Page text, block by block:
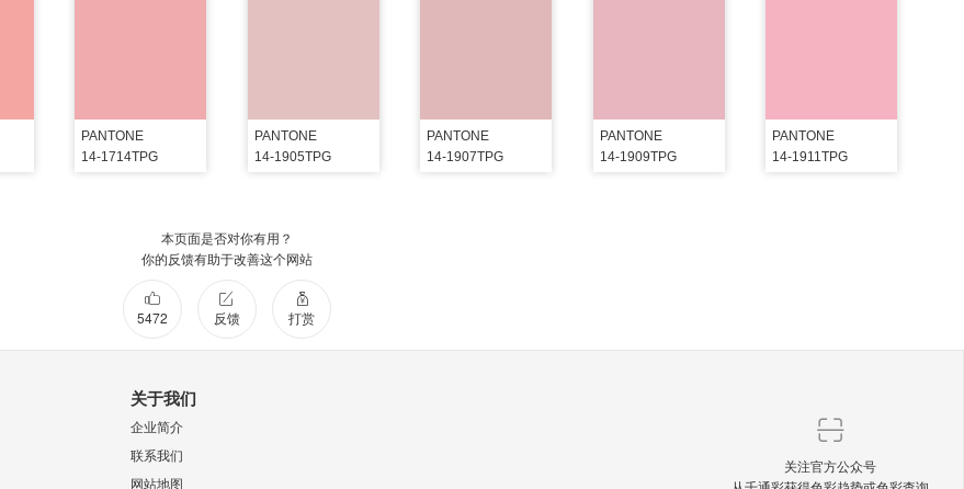
PANTONE
14-1714TPG
PANTONE
14-1905TPG
PANTONE
14-1907TPG
PANTONE
14-1909TPG
PANTONE
14-1911TPG
本页面是否对你有用？
你的反馈有助于改善这个网站
5472 反馈 打赏
关于我们
企业简介
联系我们
网站地图
关注官方公众号